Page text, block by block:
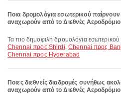
Ποια δρομολόγια εσωτερικού
αναχωρούν από το Διεθνές Αεροδρόμιο
Τα πιο δημοφιλή δρομολόγια εσωτερικού
Chennai προς Shirdi, Chennai προς
Chennai προς Hyderabad
Ποιες διεθνείς διαδρομές συνήθως
αναχωρούν από το Διεθνές Αεροδρόμιο